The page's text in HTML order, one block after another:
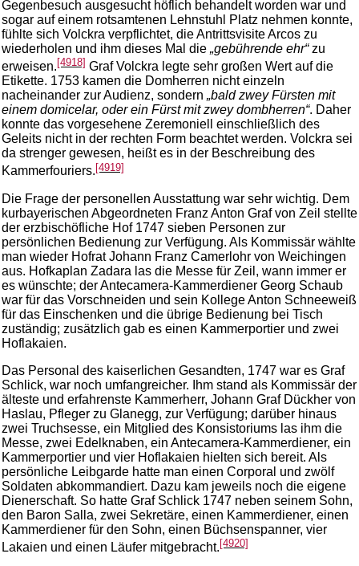
Gegenbesuch ausgesucht höflich behandelt worden war und
sogar auf einem rotsamtenen Lehnstuhl Platz nehmen konnte,
fühlte sich Volckra verpflichtet, die Antrittsvisite Arcos zu
wiederholen und ihm dieses Mal die „gebührende ehr“zu
erweisen. [4918] Graf Volckra legte sehr großen Wert auf die
Etikette. 1753 kamen die Domherren nicht einzeln
nacheinander zur Audienz, sondern „bald zwey Fürsten mit
einem domicelar, oder ein Fürst mit zwey dombherren“. Daher
konnte das vorgesehene Zeremoniell einschließlich des
Geleits nicht in der rechten Form beachtet werden. Volckra sei
da strenger gewesen, heißt es in der Beschreibung des
Kammerfouriers.[4919]
Die Frage der personellen Ausstattung war sehr wichtig. Dem
kurbayerischen Abgeordneten Franz Anton Graf von Zeil stellte
der erzbischöfliche Hof 1747 sieben Personen zur
persönlichen Bedienung zur Verfügung. Als Kommissär wählte
man wieder Hofrat Johann Franz Camerlohr von Weichingen
aus. Hofkaplan Zadara las die Messe für Zeil, wann immer er
es wünschte; der Antecamera-Kammerdiener Georg Schaub
war für das Vorschneiden und sein Kollege Anton Schneeweiß
für das Einschenken und die übrige Bedienung bei Tisch
zuständig; zusätzlich gab es einen Kammerportier und zwei
Hoflakaien.
Das Personal des kaiserlichen Gesandten, 1747 war es Graf
Schlick, war noch umfangreicher. Ihm stand als Kommissär der
älteste und erfahrenste Kammerherr, Johann Graf Dückher von
Haslau, Pfleger zu Glanegg, zur Verfügung; darüber hinaus
zwei Truchsesse, ein Mitglied des Konsistoriums las ihm die
Messe, zwei Edelknaben, ein Antecamera-Kammerdiener, ein
Kammerportier und vier Hoflakaien hielten sich bereit. Als
persönliche Leibgarde hatte man einen Corporal und zwölf
Soldaten abkommandiert. Dazu kam jeweils noch die eigene
Dienerschaft. So hatte Graf Schlick 1747 neben seinem Sohn,
den Baron Salla, zwei Sekretäre, einen Kammerdiener, einen
Kammerdiener für den Sohn, einen Büchsenspanner, vier
Lakaien und einen Läufer mitgebracht.[4920]